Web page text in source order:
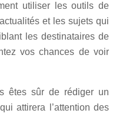
utiliser les outils de
et les sujets qui
les destinataires de
vos chances de voir
êtes sûr de rédiger un
attirera l’attention des